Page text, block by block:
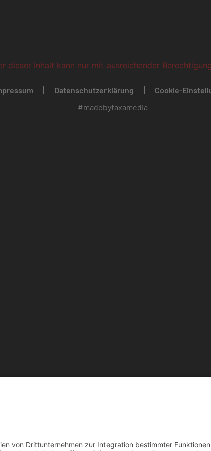
dieser Inhalt kann nur mit ausreichender
Datenschutzerklärung
Cookie-
#madebytaxamedia